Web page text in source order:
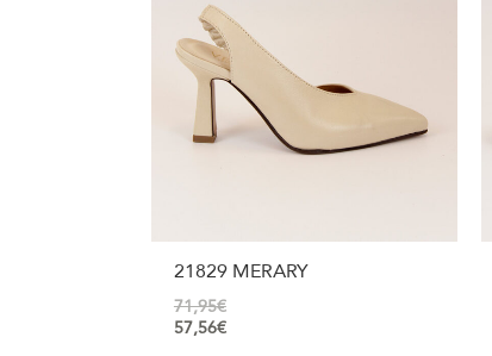
21829 MERARY
71,95€
57,56€